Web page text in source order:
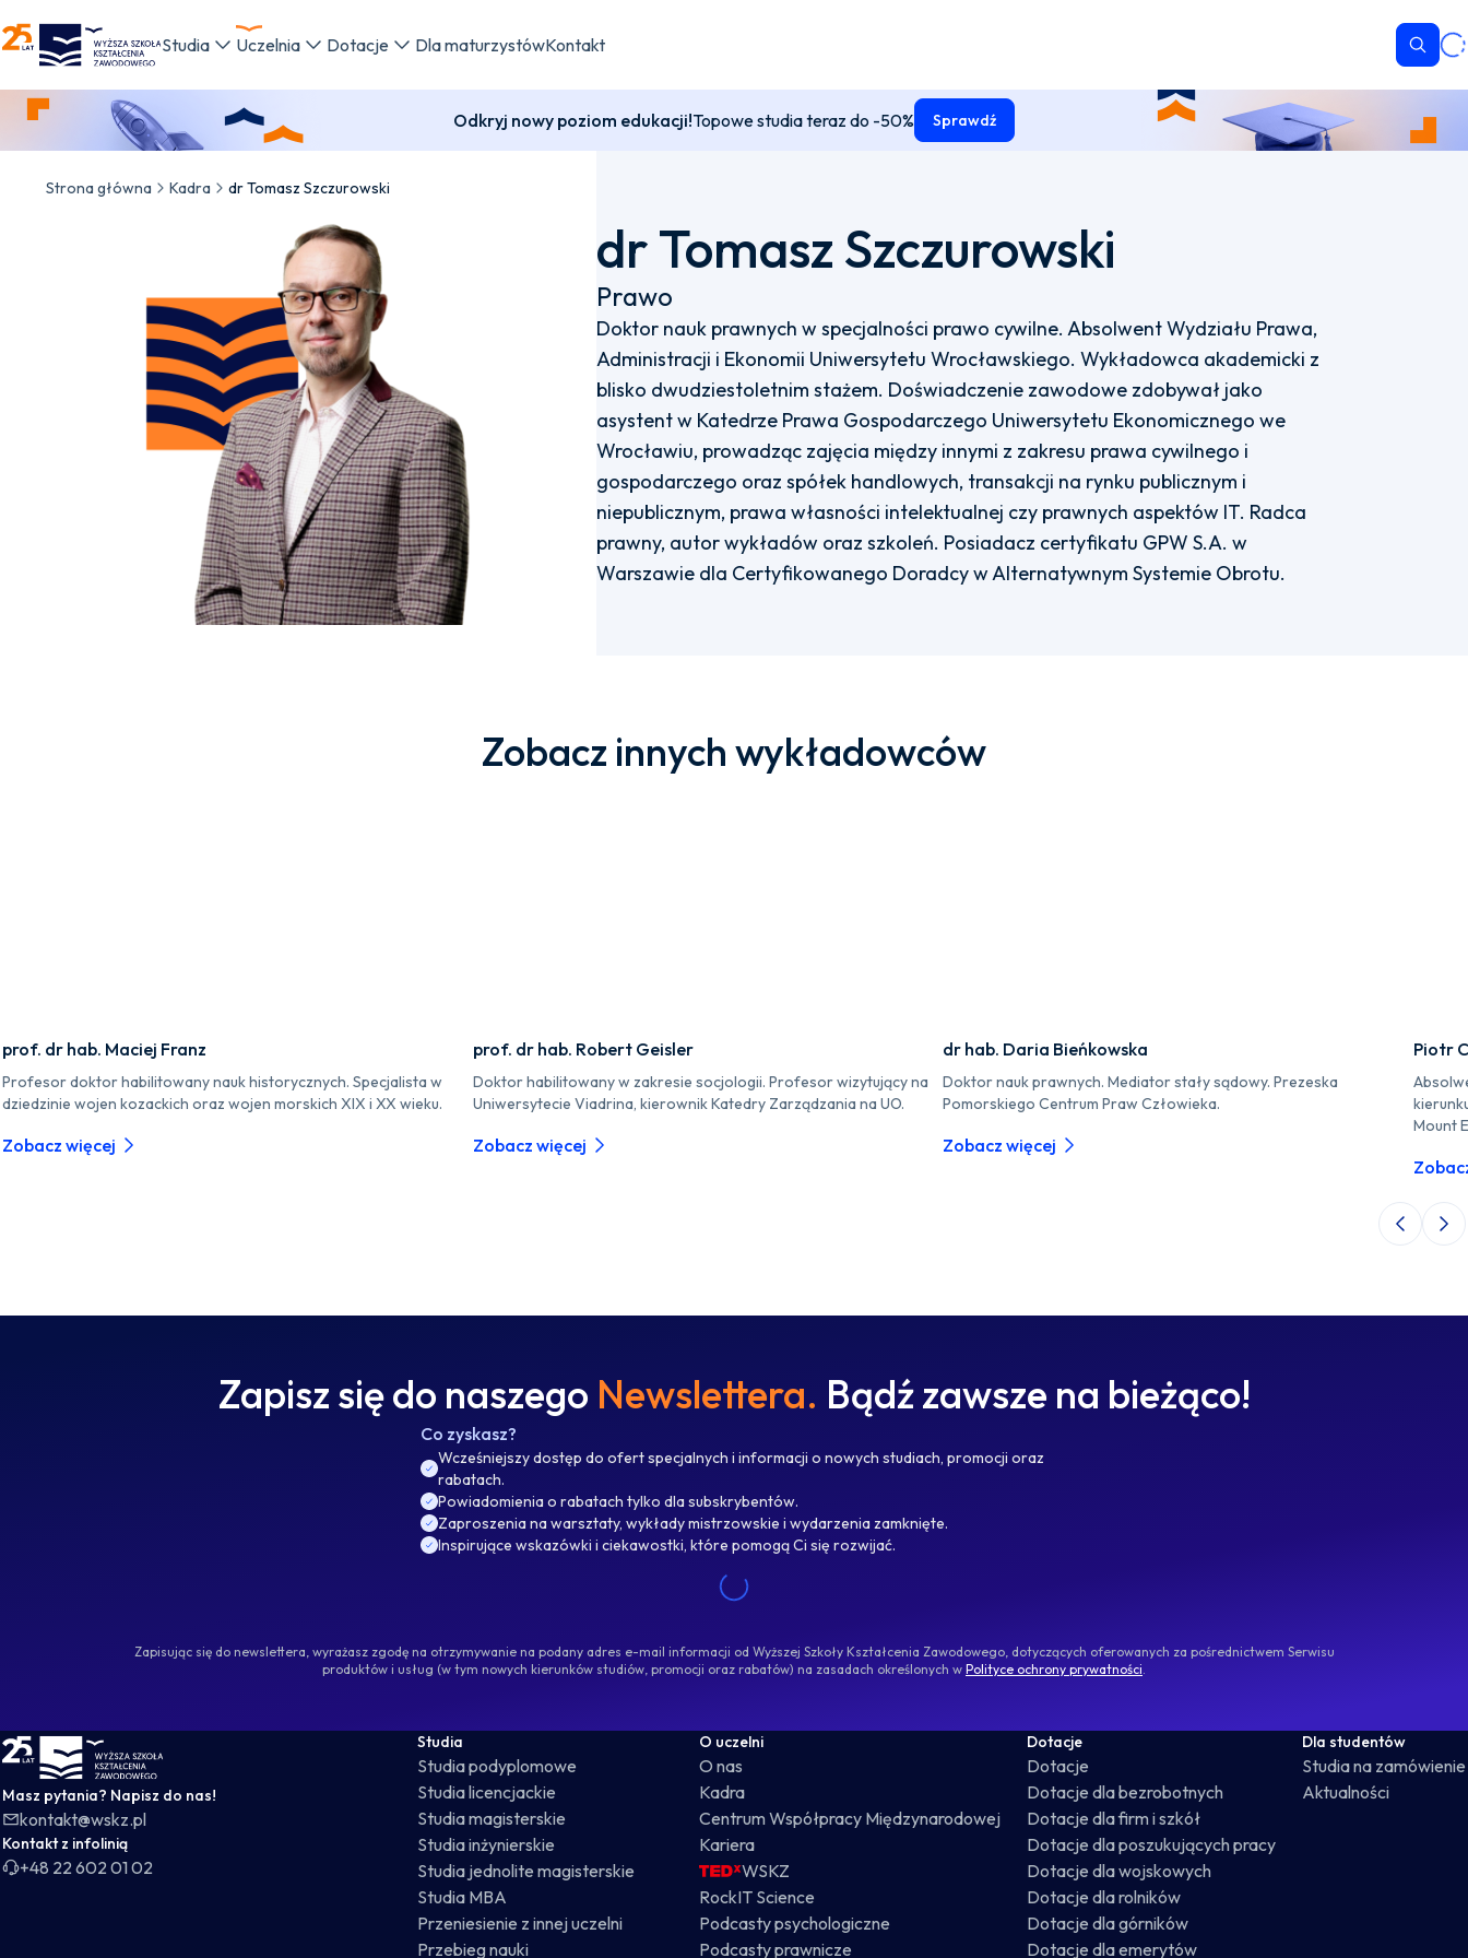
WSKZ - strona główna
Studia Uczelnia Dotacje Dla maturzystówKontakt
Odkryj nowy poziom edukacji!Topowe studia teraz do -50% Sprawdź
Strona główna Kadra dr Tomasz Szczurowski
dr Tomasz Szczurowski
Prawo
Doktor nauk prawnych w specjalności prawo cywilne. Absolwent Wydziału Prawa,
Administracji i Ekonomii Uniwersytetu Wrocławskiego. Wykładowca akademicki z
blisko dwudziestoletnim stażem. Doświadczenie zawodowe zdobywał jako
asystent w Katedrze Prawa Gospodarczego Uniwersytetu Ekonomicznego we
Wrocławiu, prowadząc zajęcia między innymi z zakresu prawa cywilnego i
gospodarczego oraz spółek handlowych, transakcji na rynku publicznym i
niepublicznym, prawa własności intelektualnej czy prawnych aspektów IT. Radca
prawny, autor wykładów oraz szkoleń. Posiadacz certyfikatu GPW S.A. w
Warszawie dla Certyfikowanego Doradcy w Alternatywnym Systemie Obrotu.
Zobacz innych wykładowców
prof. dr hab. Maciej Franz
Profesor doktor habilitowany nauk historycznych. Specjalista w
dziedzinie wojen kozackich oraz wojen morskich XIX i XX wieku.
Zobacz więcej
prof. dr hab. Robert Geisler
Doktor habilitowany w zakresie socjologii. Profesor wizytujący na
Uniwersytecie Viadrina, kierownik Katedry Zarządzania na UO.
Zobacz więcej
dr hab. Daria Bieńkowska
Doktor nauk prawnych. Mediator stały sądowy. Prezeska
Pomorskiego Centrum Praw Człowieka.
Zobacz więcej
Piotr
Mount
Poprzedni
Zapisz się do naszego Newslettera. Bądź zawsze na bieżąco!
Co zyskasz?
Wcześniejszy dostęp do ofert specjalnych i informacji o nowych studiach, promocji oraz
rabatach.
Powiadomienia o rabatach tylko dla subskrybentów.
Zaproszenia na warsztaty, wykłady mistrzowskie i wydarzenia zamknięte.
Inspirujące wskazówki i ciekawostki, które pomogą Ci się rozwijać.
Zapisując się do newslettera, wyrażasz zgodę na otrzymywanie na podany adres e-mail informacji od Wyższej Szkoły Kształcenia Zawodowego, dotyczących oferowanych za pośrednictwem Serwisu
produktów i usług (w tym nowych kierunków studiów, promocji oraz rabatów) na zasadach określonych w Polityce ochrony prywatności.
WSKZ - strona główna
Masz pytania? Napisz do nas!
kontakt@wskz.pl
Kontakt z infolinią
+48 22 602 01 02
Studia
Studia podyplomowe
Studia licencjackie
Studia magisterskie
Studia inżynierskie
Studia jednolite magisterskie
Studia MBA
Przeniesienie z innej uczelni
Przebieg nauki
O uczelni
O nas
Kadra
Centrum Współpracy Międzynarodowej
Kariera
WSKZ
RockIT Science
Podcasty psychologiczne
Podcasty prawnicze
Dotacje
Dotacje
Dotacje dla bezrobotnych
Dotacje dla firm i szkół
Dotacje dla poszukujących pracy
Dotacje dla wojskowych
Dotacje dla rolników
Dotacje dla górników
Dotacje dla emerytów
Dla studentów
Studia na zamówienie
Aktualności